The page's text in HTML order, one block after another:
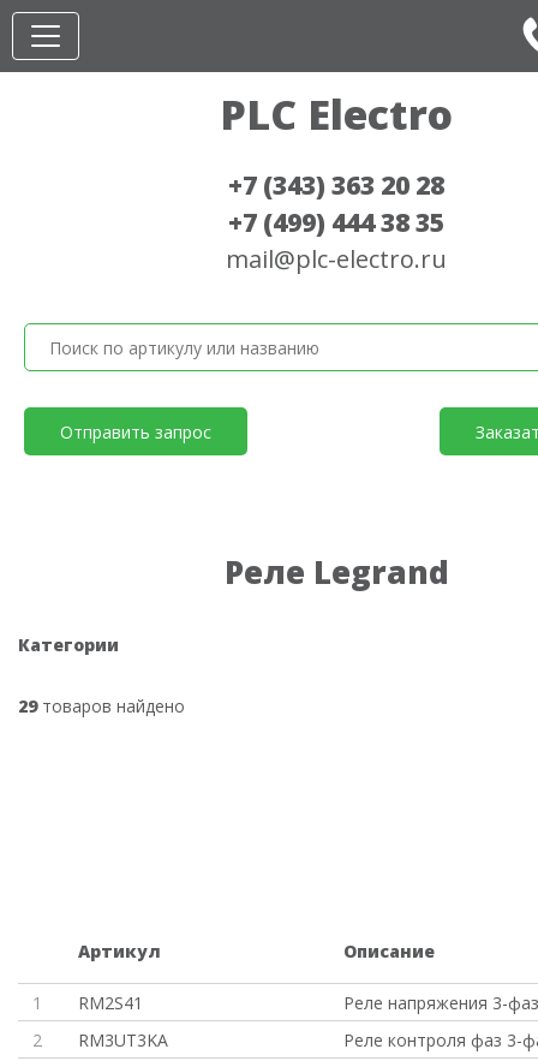
PLC Electro
+7 (343) 363 20 28
+7 (499) 444 38 35
mail@plc-electro.ru
Отправить запрос
Реле Legrand
Категории
29товаров найдено
Артикул Описание
1 RM2S41
Реле напряжения 3-
2
RM3UT3KA
Реле контроля фаз 3-